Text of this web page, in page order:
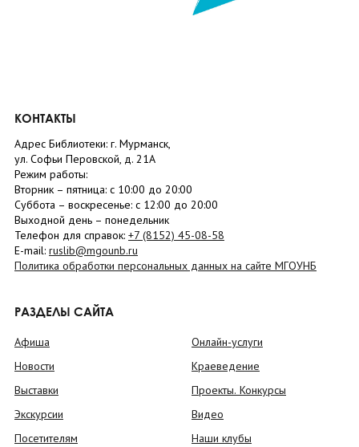
КОНТАКТЫ
Адрес Библиотеки: г. Мурманск,
ул. Софьи Перовской, д. 21А
Режим работы:
Вторник – пятница: с 10:00 до 20:00
Суббота – воскресенье: c 12:00 до 20:00
Выходной день – понедельник
Телефон для справок: +7 (8152) 45-08-58
E-mail: ruslib@mgounb.ru
Политика обработки персональных данных на сайте МГОУНБ
РАЗДЕЛЫ САЙТА
Афиша
Новости
Выставки
Экскурсии
Посетителям
Онлайн-услуги
Краеведение
Проекты. Конкурсы
Видео
Наши клубы